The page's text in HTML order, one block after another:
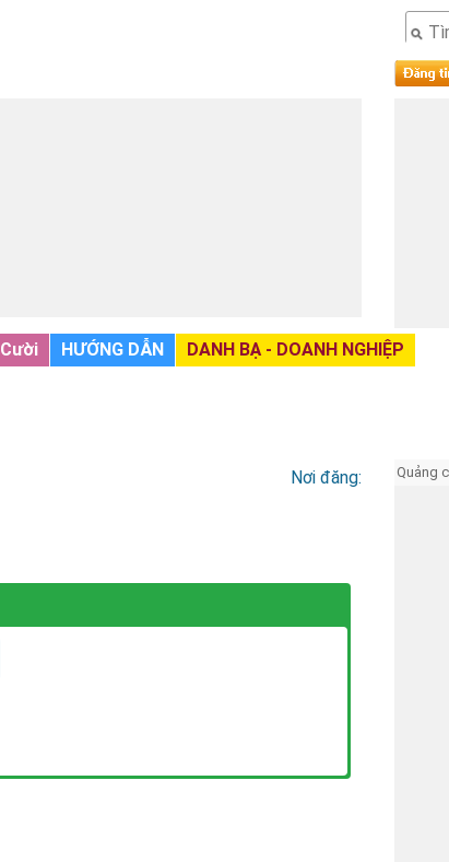
Cười HƯỚNG DẪN
DANH BẠ - DOANH NGHIỆP
Nơi đăng:
Quảng